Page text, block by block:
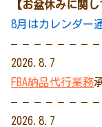
【お盆休みに関し
8月はカレンダー
– – – – – – –
2026.8.7
FBA納品代行業務
– – – – – – –
2026.8.7